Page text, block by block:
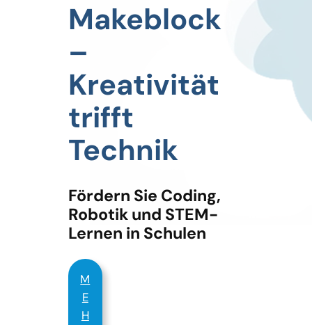
Makeblock
–
Kreativität
trifft
Technik
Fördern Sie Coding,
Robotik und STEM-
Lernen in Schulen
M
E
H